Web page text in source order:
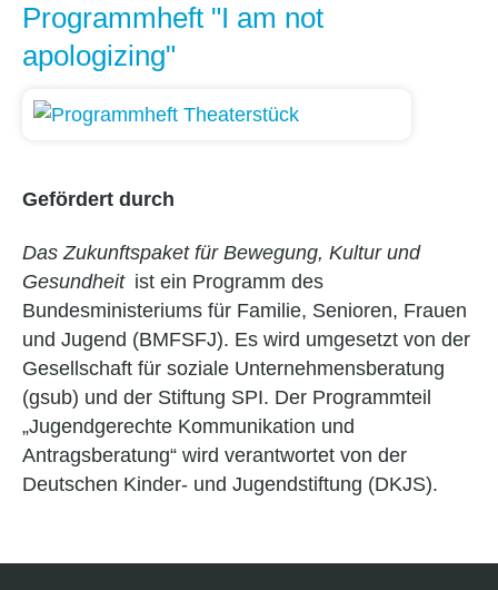
Programmheft "I am not
apologizing"
Gefördert durch
Das Zukunftspaket für Bewegung, Kultur und
Gesundheitist ein Programm des
Bundesministeriums für Familie, Senioren, Frauen
und Jugend (BMFSFJ). Es wird umgesetzt von der
Gesellschaft für soziale Unternehmensberatung
(gsub) und der Stiftung SPI. Der Programmteil
„Jugendgerechte Kommunikation und
Antragsberatung“ wird verantwortet von der
Deutschen Kinder- und Jugendstiftung (DKJS).